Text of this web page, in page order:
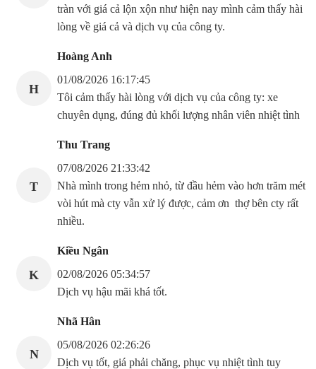
tràn với giá cả lộn xộn như hiện nay mình cảm thấy hài
lòng về giá cả và dịch vụ của công ty.
H
Hoàng Anh
01/08/2026 16:17:45
Tôi cảm thấy hài lòng với dịch vụ của công ty: xe
chuyên dụng, đúng đủ khối lượng nhân viên nhiệt tình
T
Thu Trang
07/08/2026 21:33:42
Nhà mình trong hẻm nhỏ, từ đầu hẻm vào hơn trăm mét
vòi hút mà cty vẫn xử lý được, cảm ơn thợ bên cty rất
nhiều.
K
Kiều Ngân
02/08/2026 05:34:57
Dịch vụ hậu mãi khá tốt.
N
Nhã Hân
05/08/2026 02:26:26
Dịch vụ tốt, giá phải chăng, phục vụ nhiệt tình tuy